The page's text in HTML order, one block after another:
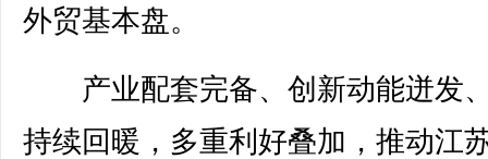
外贸基本盘。
产业配套完备、创新动能迸发
持续回暖，多重利好叠加，推动江